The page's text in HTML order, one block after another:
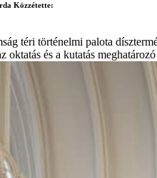
Közzétette:
téri történelmi palota
oktatás és a kutatás